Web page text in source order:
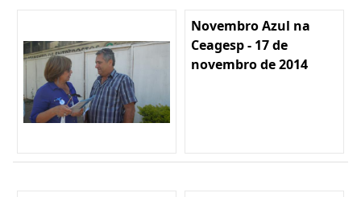
Novembro Azul na
Ceagesp - 17 de
novembro de 2014